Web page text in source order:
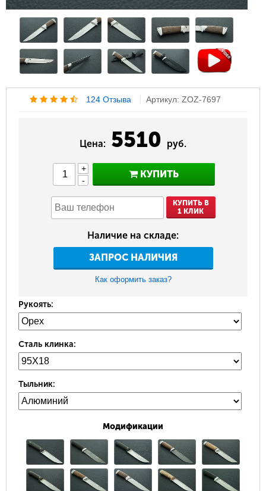
124 Отзыва Артикул: ZOZ-7697
Цена: 5510 руб.
+
-
КУПИТЬ
КУПИТЬ В
1 КЛИК
Наличие на складе:
ЗАПРОС НАЛИЧИЯ
Как оформить заказ?
Рукоять:
Сталь клинка:
Тыльник:
Модификации